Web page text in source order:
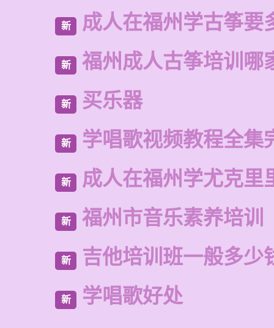
新 成人在福州学古筝要
新 福州成人古筝培训哪
新 买乐器
新 学唱歌视频教程全集
新 成人在福州学尤克里
新 福州市音乐素养培训
新 吉他培训班一般多少
新 学唱歌好处